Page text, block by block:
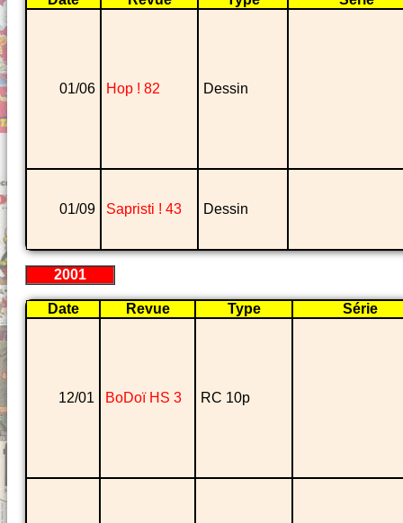
01/06 Hop ! 82 Dessin
01/09 Sapristi ! 43 Dessin
2001
Date Revue Type Série
12/01 BoDoï HS 3 RC 10p